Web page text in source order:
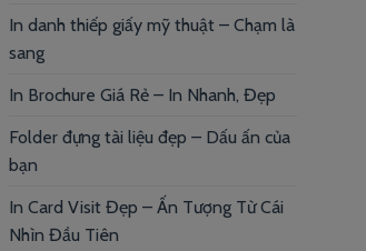
In danh thiếp giấy mỹ thuật – Chạm là
sang
In Brochure Giá Rẻ – In Nhanh, Đẹp
Folder đựng tài liệu đẹp – Dấu ấn của
bạn
In Card Visit Đẹp – Ấn Tượng Từ Cái
Nhìn Đầu Tiên